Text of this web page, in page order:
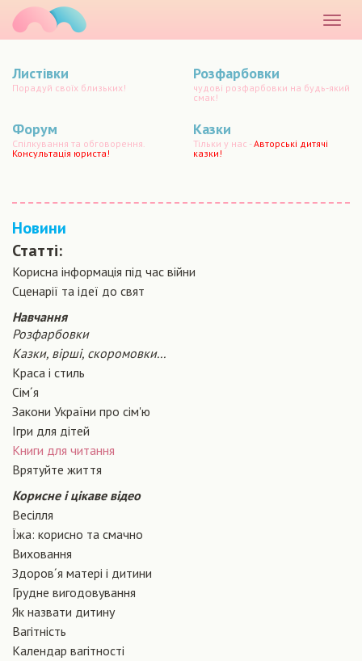
меню
Листівки
Порадуй своїх близьких!
Розфарбовки
чудові розфарбовки на будь-який
смак!
Форум
Спілкування та обговорення.
Консультація юриста!
Казки
Тільки у нас -Авторські дитячі
казки!
Новини
Статті:
Корисна інформація під час війни
Сценарiї та iдеї до свят
Навчання
Розфарбовки
Казки, вірші, скоромовки...
Краса і стиль
Сiм´я
Закони України про сiм'ю
Ігри для дітей
Книги для читання
Врятуйте життя
Корисне і цікаве відео
Весілля
Їжа: корисно та смачно
Виховання
Здоров´я матері і дитини
Грудне вигодовування
Як назвати дитину
Вагiтнiсть
Календар вагітності